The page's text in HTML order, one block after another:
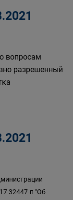
вопросам
разрешенный
32447-п "Об